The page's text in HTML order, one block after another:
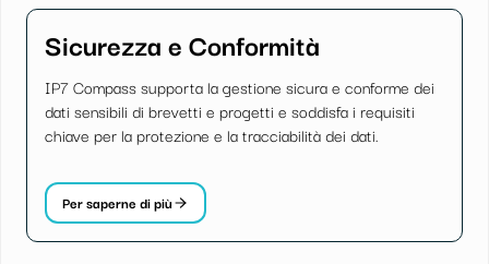
Sicurezza e Conformità
IP7 Compass supporta la gestione sicura e conforme dei
dati sensibili di brevetti e progetti e soddisfa i requisiti
chiave per la protezione e la tracciabilità dei dati.
Per saperne di più